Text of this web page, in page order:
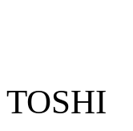
TOSHI